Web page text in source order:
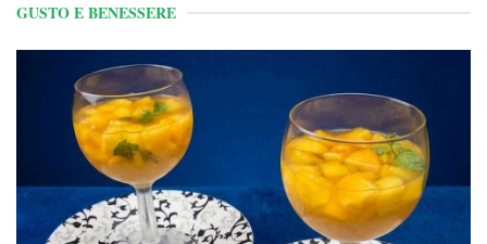
GUSTO E BENESSERE